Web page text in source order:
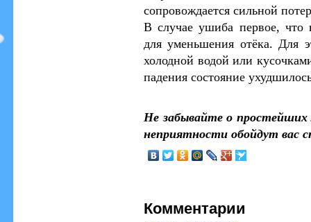
сопровождается сильной
В случае ушиба первое,
для уменьшения отёка. Для
холодной водой или
падения состояние
Не забывайте о
неприятности обойдут вас
Комментарии